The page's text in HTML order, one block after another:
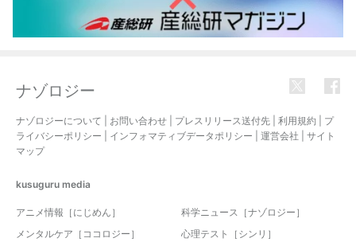
ナゾロジー
ナゾロジーについて お問い合わせ プレスリリース送付先 利用規約
プ
ライバシーポリシー
インフォマティブデータポリシー 運営会社
サイト
マップ
kusuguru media
アニメ情報［にじめん］
科学ニュース［ナゾロジー］
メンタルケア［ココロジー］
心理テスト［シンリ］